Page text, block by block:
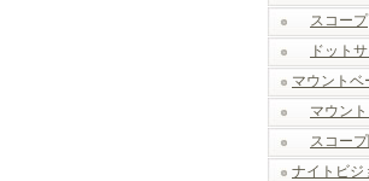
スコープ
ドット
マウントベ
マウン
スコー
ナイトビ